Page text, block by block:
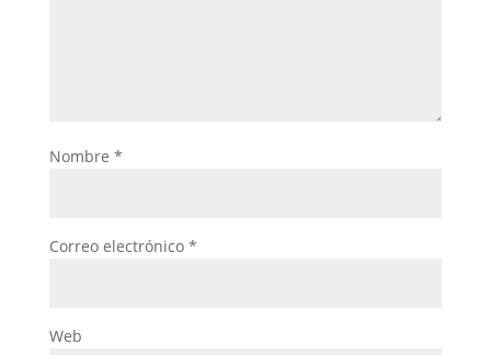
Nombre *
Correo electrónico *
Web